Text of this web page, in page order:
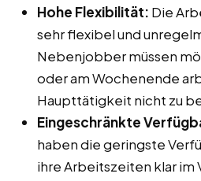
Hohe Flexibilität: Die
sehr flexibel und
Nebenjobber müssen
oder am Wochenende
Haupttätigkeit nicht zu
Eingeschränkte
haben die geringste
ihre Arbeitszeiten klar im